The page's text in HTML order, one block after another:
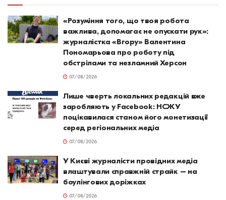
«Розуміння того, що твоя робота
важлива, допомагає не опускати рук»:
журналістка «Вгору» Валентина
Пономарьова про роботу під
обстрілами та незламний Херсон
07/08/2026
Лише чверть локальних редакцій вже
заробляють у Facebook: НСЖУ
поцікавилася станом його монетизації
серед регіональних медіа
07/08/2026
У Києві журналісти провідних медіа
влаштували справжній страйк – на
боулінгових доріжках
07/08/2026